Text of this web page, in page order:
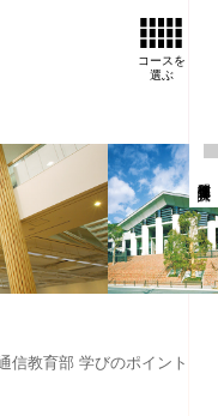
コースを
選ぶ
信教育部 学びのポイント